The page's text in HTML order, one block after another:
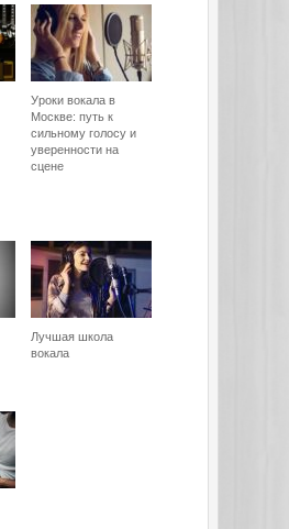
Уроки вокала в
Москве: путь к
сильному голосу и
уверенности на
сцене
Лучшая школа
вокала